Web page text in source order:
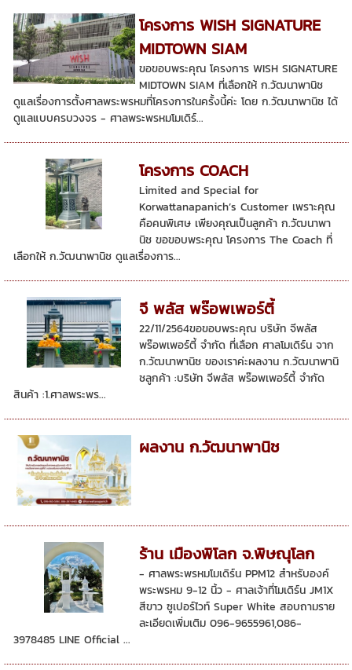
โครงการ WISH SIGNATURE
MIDTOWN SIAM
ขอขอบพระคุณ โครงการ WISH SIGNATURE
MIDTOWN SIAM ที่เลือกให้ ก.วัฒนาพานิช
ดูแลเรื่องการตั้งศาลพระพรหมที่โครงการในครั้งนี้ค่ะ โดย ก.วัฒนาพานิช ได้
ดูแลแบบครบวงจร - ศาลพระพรหมโมเดิร์...
โครงการ COACH
Limited and Special for
Korwattanapanich’s Customer เพราะคุณ
คือคนพิเศษ เพียงคุณเป็นลูกค้า ก.วัฒนาพา
นิช ขอขอบพระคุณ โครงการ The Coach ที่
เลือกให้ ก.วัฒนาพานิช ดูแลเรื่องการ...
จี พลัส พร๊อพเพอร์ตี้
22/11/2564ขอขอบพระคุณ บริษัท จีพลัส
พร๊อพเพอร์ตี้ จำกัด ที่เลือก ศาลโมเดิร์น จาก
ก.วัฒนาพานิช ของเราค่ะผลงาน ก.วัฒนาพานิ
ชลูกค้า :บริษัท จีพลัส พร๊อพเพอร์ตี้ จำกัด
สินค้า :1.ศาลพระพร...
ผลงาน ก.วัฒนาพานิช
ร้าน เมืองพิโลก จ.พิษณุโลก
- ศาลพระพรหมโมเดิร์น PPM12 สำหรับองค์
พระพรหม 9-12 นิ้ว - ศาลเจ้าที่โมเดิร์น JM1X
สีขาว ซูเปอร์ไวท์ Super White สอบถามราย
ละเอียดเพิ่มเติม 096-9655961,086-
3978485 LINE Official ...